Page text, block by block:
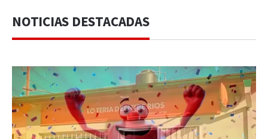
NOTICIAS DESTACADAS